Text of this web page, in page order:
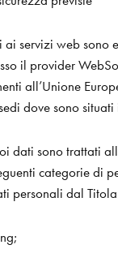
ai servizi web sono
il provider
all’Unione
dove sono situati
dati sono trattati
categorie di
personali dal